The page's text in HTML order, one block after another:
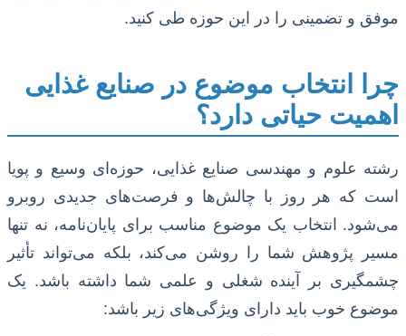
موفق و تضمینی را در این حوزه طی کنید.
چرا انتخاب موضوع در صنایع غذایی
اهمیت حیاتی دارد؟
رشته علوم و مهندسی صنایع غذایی، حوزه‌ای وسیع و پویا
است که هر روز با چالش‌ها و فرصت‌های جدیدی روبرو
می‌شود. انتخاب یک موضوع مناسب برای پایان‌نامه، نه تنها
مسیر پژوهش شما را روشن می‌کند، بلکه می‌تواند تأثیر
چشمگیری بر آینده شغلی و علمی شما داشته باشد. یک
موضوع خوب باید دارای ویژگی‌های زیر باشد: